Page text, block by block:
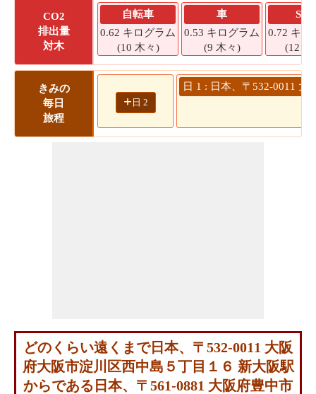
CO2
排出量
対木
自転車
0.62 キログラム
(10 木々)
車
0.53 キログラム
(9 木々)
SUV
0.72 キロ
(12 木
きみの
毎日
旅程
+ 日 2
日 1 : 日本、〒532-0011
どのくらい遠くまで日本、〒532-0011 大阪
府大阪市淀川区西中島５丁目１６ 新大阪駅
からである日本、〒561-0881 大阪府豊中市